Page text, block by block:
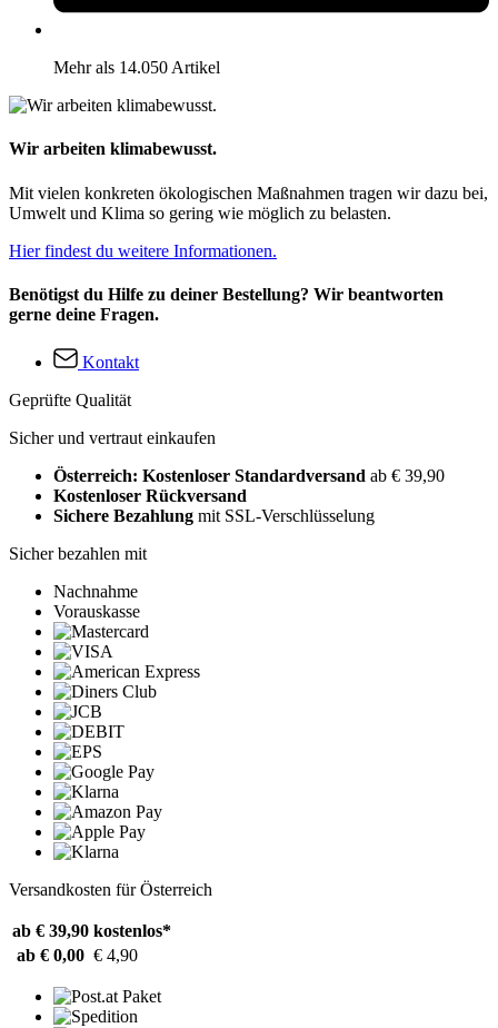
Mehr als 14.050 Artikel
Wir arbeiten klimabewusst.
Mit vielen konkreten ökologischen Maßnahmen tragen wir dazu bei,
Umwelt und Klima so gering wie möglich zu belasten.
Hier findest du weitere Informationen.
Benötigst du Hilfe zu deiner Bestellung? Wir beantworten
gerne deine Fragen.
Kontakt
Geprüfte Qualität
Sicher und vertraut einkaufen
Österreich: Kostenloser Standardversand ab € 39,90
Kostenloser Rückversand
Sichere Bezahlung mit SSL-Verschlüsselung
Sicher bezahlen mit
Nachnahme
Vorauskasse
Versandkosten für Österreich
ab € 39,90 kostenlos*
ab € 0,00 € 4,90